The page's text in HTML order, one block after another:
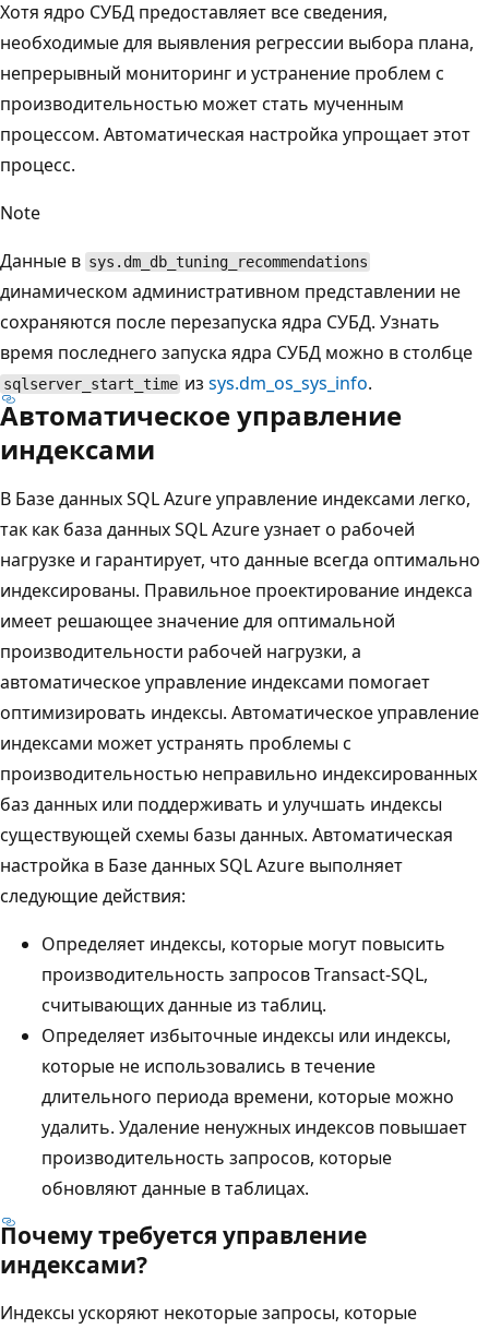
Хотя ядро СУБД предоставляет все сведения,
необходимые для выявления регрессии выбора плана,
непрерывный мониторинг и устранение проблем с
производительностью может стать мученным
процессом. Автоматическая настройка упрощает этот
процесс.
Note
Данные в sys.dm_db_tuning_recommendations
динамическом административном представлении не
сохраняются после перезапуска ядра СУБД. Узнать
время последнего запуска ядра СУБД можно в столбце
sqlserver_start_time изsys.dm_os_sys_info.
Автоматическое управление
индексами
В Базе данных SQL Azure управление индексами легко,
так как база данных SQL Azure узнает о рабочей
нагрузке и гарантирует, что данные всегда оптимально
индексированы. Правильное проектирование индекса
имеет решающее значение для оптимальной
производительности рабочей нагрузки, а
автоматическое управление индексами помогает
оптимизировать индексы. Автоматическое управление
индексами может устранять проблемы с
производительностью неправильно индексированных
баз данных или поддерживать и улучшать индексы
существующей схемы базы данных. Автоматическая
настройка в Базе данных SQL Azure выполняет
следующие действия:
Определяет индексы, которые могут повысить
производительность запросов Transact-SQL,
считывающих данные из таблиц.
Определяет избыточные индексы или индексы,
которые не использовались в течение
длительного периода времени, которые можно
удалить. Удаление ненужных индексов повышает
производительность запросов, которые
обновляют данные в таблицах.
Почему требуется управление
индексами?
Индексы ускоряют некоторые запросы, которые